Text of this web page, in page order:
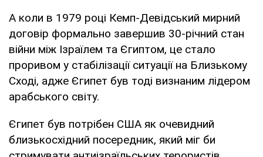
А коли в 1979 році Кемп-Девідський мирний
договір формально завершив 30-річний стан
війни між Ізраїлем та Єгиптом, це стало
проривом у стабілізації ситуації на Близькому
Сході, адже Єгипет був тоді визнаним лідером
арабського світу.
Єгипет був потрібен США як очевидний
близькосхідний посередник, який міг би